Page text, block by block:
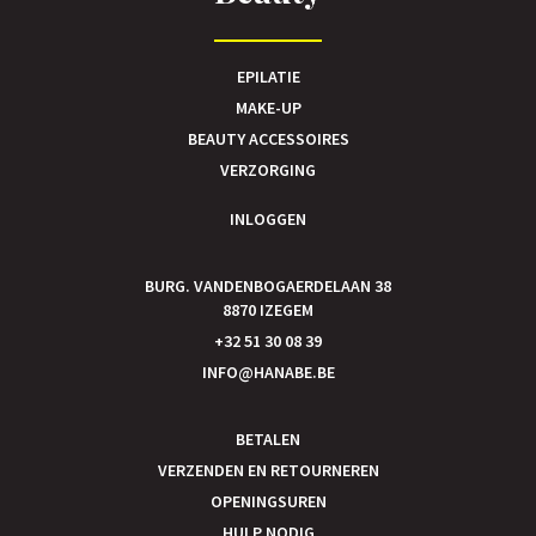
EPILATIE
MAKE-UP
BEAUTY ACCESSOIRES
VERZORGING
INLOGGEN
BURG. VANDENBOGAERDELAAN 38
8870 IZEGEM
+32 51 30 08 39
INFO@HANABE.BE
BETALEN
VERZENDEN EN RETOURNEREN
OPENINGSUREN